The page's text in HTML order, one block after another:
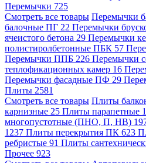
Перемычки 725
Смотреть все товары Перемычки
балочные ПГ 22 Перемычки
ячеистого бетона 29 Перемычки
полистиролбетонные ПБК 57
Перемычки ППБ 226 Перемычки
теплофикационных камер 16
Перемычки фасадные ПФ 29
Плиты 2581
Смотреть все товары Плиты
карнизные 25 Плиты парапетные
многопустотные (ПНО, П, НВ)
1237 Плиты перекрытия ПК 623
ребристые 91 Плиты
Прочее 923